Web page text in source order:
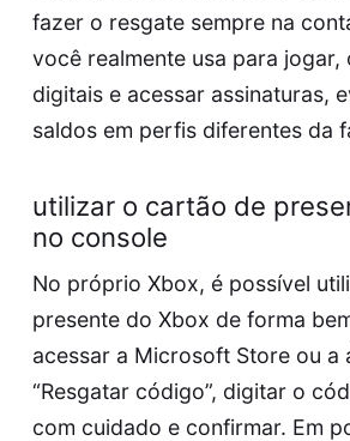
fazer o resgate sempre na
você realmente usa para
digitais e acessar assinaturas,
saldos em perfis diferentes da
utilizar o cartão de
no console
No próprio Xbox, é possível
presente do Xbox de forma
acessar a Microsoft Store ou a
“Resgatar código”, digitar o
com cuidado e confirmar. Em